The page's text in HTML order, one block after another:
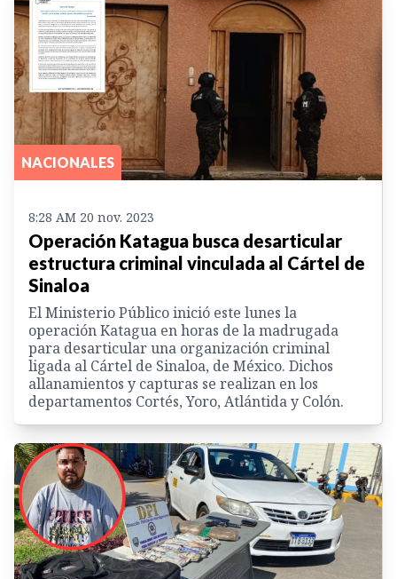
NACIONALES
8:28 AM 20 nov. 2023
Operación Katagua busca desarticular
estructura criminal vinculada al Cártel de
Sinaloa
El Ministerio Público inició este lunes la
operación Katagua en horas de la madrugada
para desarticular una organización criminal
ligada al Cártel de Sinaloa, de México. Dichos
allanamientos y capturas se realizan en los
departamentos Cortés, Yoro, Atlántida y Colón.